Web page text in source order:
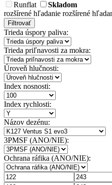
Runflat
Skladom
rozšírené hľadanie rozšírené
Filtrovať
Trieda úspory paliva:
Trieda priľnavosti za mokra:
Úroveň hlučnosti:
Index nosnosti:
Index rychlosti:
Názov dezénu:
3PMSF (ANO/NIE):
Ochrana ráfika (ANO/NIE):